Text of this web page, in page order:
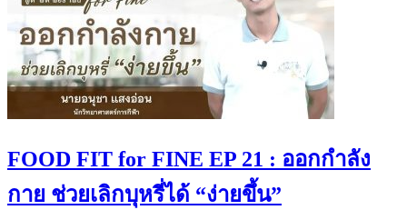
FOOD FIT for FINE EP 21 : ออกกำลัง
กาย ช่วยเลิกบุหรี่ได้ “ง่ายขึ้น”